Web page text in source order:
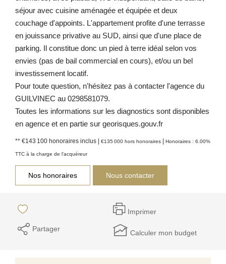
séjour avec cuisine aménagée et équipée et deux
couchage d'appoints. L'appartement profite d'une terrasse
en jouissance privative au SUD, ainsi que d'une place de
parking. Il constitue donc un pied à terre idéal selon vos
envies (pas de bail commercial en cours), et/ou un bel
investissement locatif.
Pour toute question, n'hésitez pas à contacter l'agence du
GUILVINEC au 0298581079.
Toutes les informations sur les diagnostics sont disponibles
en agence et en partie sur georisques.gouv.fr
** €143 100 honoraires inclus | €135 000 hors honoraires | Honoraires : 6.00%
TTC à la charge de l'acquéreur
Nos honoraires Nous contacter
Imprimer
Partager Calculer mon budget